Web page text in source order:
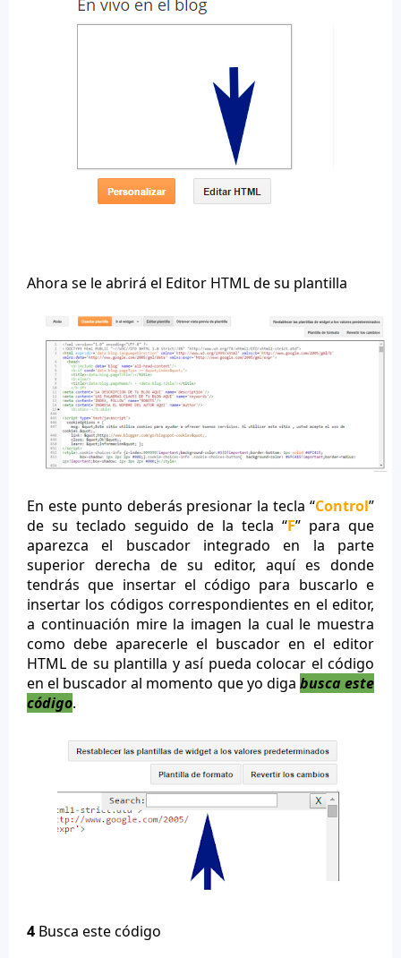
Ahora se le abrirá el Editor HTML de su plantilla
En este punto deberás presionar la tecla “Control”
de su teclado seguido de la tecla “F” para que
aparezca el buscador integrado en la parte
superior derecha de su editor, aquí es donde
tendrás que insertar el código para buscarlo e
insertar los códigos correspondientes en el editor,
a continuación mire la imagen la cual le muestra
como debe aparecerle el buscador en el editor
HTML de su plantilla y así pueda colocar el código
en el buscador al momento que yo diga busca este
código.
4 Busca este código